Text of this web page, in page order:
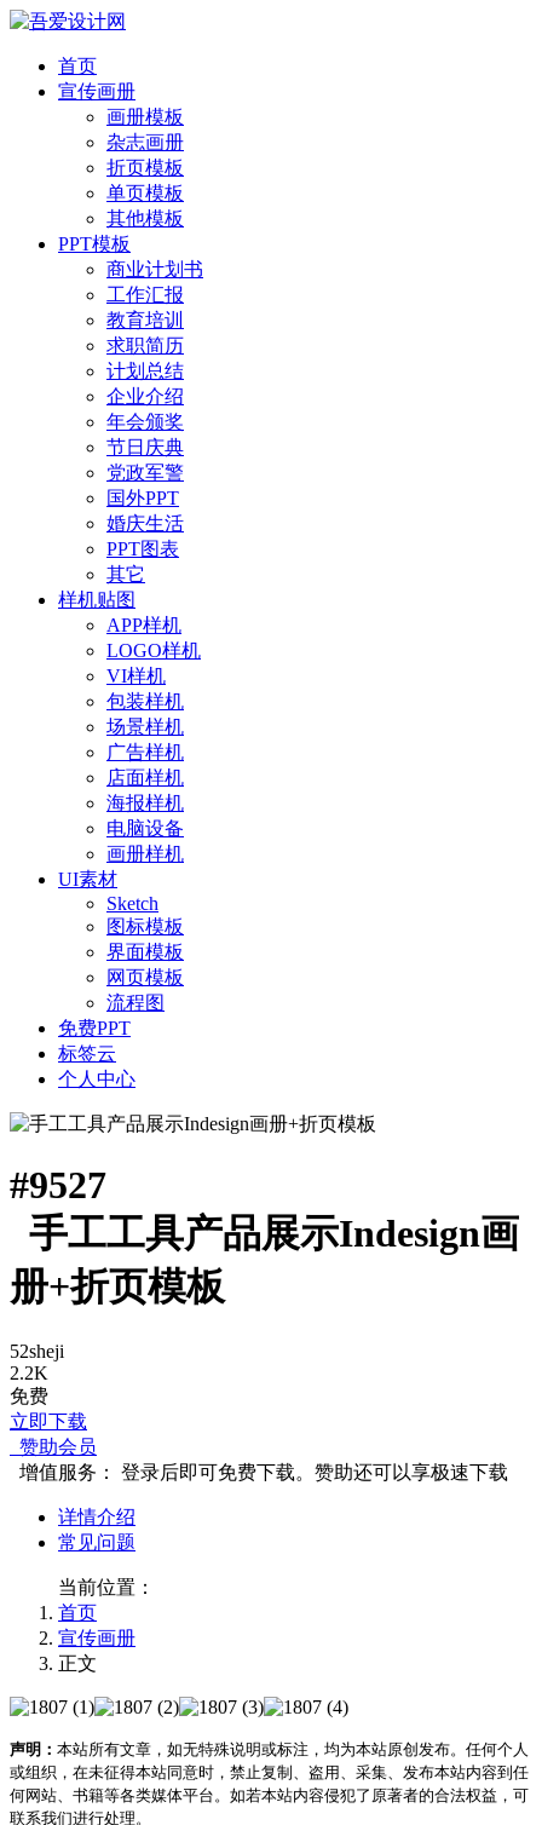
首页
宣传画册
画册模板
杂志画册
折页模板
单页模板
其他模板
PPT模板
商业计划书
工作汇报
教育培训
求职简历
计划总结
企业介绍
年会颁奖
节日庆典
党政军警
国外PPT
婚庆生活
PPT图表
其它
样机贴图
APP样机
LOGO样机
VI样机
包装样机
场景样机
广告样机
店面样机
海报样机
电脑设备
画册样机
UI素材
Sketch
图标模板
界面模板
网页模板
流程图
免费PPT
标签云
个人中心
#9527
手工工具产品展示Indesign画
册+折页模板
52sheji
2.2K
免费
立即下载
赞助会员
增值服务： 登录后即可免费下载。赞助还可以享极速下载
详情介绍
常见问题
当前位置：
首页
宣传画册
正文
声明： 本站所有文章，如无特殊说明或标注，均为本站原创发布。任何个人
或组织，在未征得本站同意时，禁止复制、盗用、采集、发布本站内容到任
何网站、书籍等各类媒体平台。如若本站内容侵犯了原著者的合法权益，可
联系我们进行处理。